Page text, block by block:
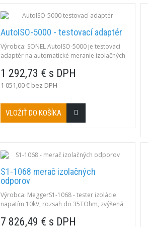
AutoISO-5000 - testovací adaptér
Výrobca: SONEL AutoISO-5000 je testovací
adaptér na automatické meranie izolačných
kábloch.Adaptér je určený na spoluprácu s
prístrojmi Sonel MIC-5050 a Sonel MIC-10k1
1 292,73 € s DPH
1 051,00 € bez DPH
VLOŽIŤ DO KOŠÍKA
S1-1068 merač izolačných
odporov
Výrobca: MeggerS1-1068 - tester izolácie
napätím 10kV, rozsah do 35TOhm, zvýšená
PI, DAR, DD, USB, Bluetooth, kapacita,
7 826,49 € s DPH